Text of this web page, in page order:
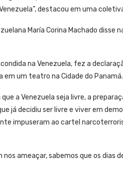
destacou em uma
María Corina Machado
na Venezuela, fez a
em um teatro na Cidade do Panamá.
a Venezuela seja livre, a
já decidiu ser livre e viver em
impuseram ao cartel
nos ameaçar, sabemos que os dias